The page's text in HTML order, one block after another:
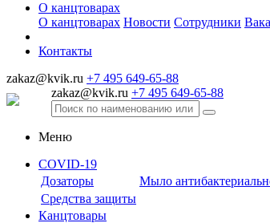
О канцтоварах
О канцтоварах Новости Сотрудники
Контакты
zakaz@kvik.ru +7 495 649-65-88
zakaz@kvik.ru +7 495 649-65-88
Меню
COVID-19
Дозаторы
Мыло
Средства защиты
Канцтовары